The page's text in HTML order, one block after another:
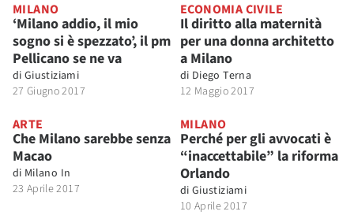
MILANO
‘Milano addio, il mio
sogno si è spezzato’, il pm
Pellicano se ne va
di Giustiziami
27 Giugno 2017
ECONOMIA CIVILE
Il diritto alla maternità
per una donna architetto
a Milano
di Diego Terna
12 Maggio 2017
ARTE
Che Milano sarebbe senza
Macao
di Milano In
23 Aprile 2017
MILANO
Perché per gli avvocati è
“inaccettabile” la riforma
Orlando
di Giustiziami
10 Aprile 2017